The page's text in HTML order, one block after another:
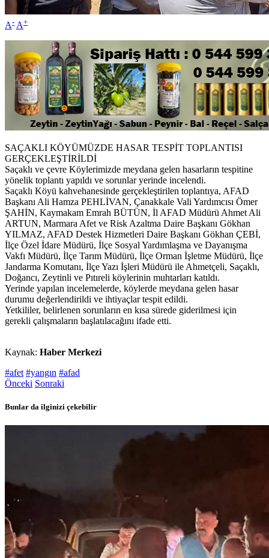
A- A+
SAÇAKLI KÖYÜMÜZDE HASAR TESPİT TOPLANTISI
GERÇEKLEŞTİRİLDİ
Saçaklı ve çevre Köylerimizde meydana gelen hasarların tespitine
yönelik toplantı yapıldı ve sorunlar yerinde incelendi.
Saçaklı Köyü kahvehanesinde gerçekleştirilen toplantıya, AFAD
Başkanı Ali Hamza PEHLİVAN, Çanakkale Vali Yardımcısı Ömer
ŞAHİN, Kaymakam Emrah BÜTÜN, İl AFAD Müdürü Ahmet Ali
ARTUN, Marmara Afet ve Risk Azaltma Daire Başkanı Gökhan
YILMAZ, AFAD Destek Hizmetleri Daire Başkanı Gökhan ÇEBİ,
İlçe Özel İdare Müdürü, İlçe Sosyal Yardımlaşma ve Dayanışma
Vakfı Müdürü, İlçe Tarım Müdürü, İlçe Orman İşletme Müdürü, İlçe
Jandarma Komutanı, İlçe Yazı İşleri Müdürü ile Ahmetçeli, Saçaklı,
Doğancı, Zeytinli ve Pıtıreli köylerinin muhtarları katıldı.
Yerinde yapılan incelemelerde, köylerde meydana gelen hasar
durumu değerlendirildi ve ihtiyaçlar tespit edildi.
Yetkililer, belirlenen sorunların en kısa sürede giderilmesi için
gerekli çalışmaların başlatılacağını ifade etti.
Kaynak: Haber Merkezi
#afet #yangın #afad
Önceki Sonraki
Bunlar da ilginizi çekebilir